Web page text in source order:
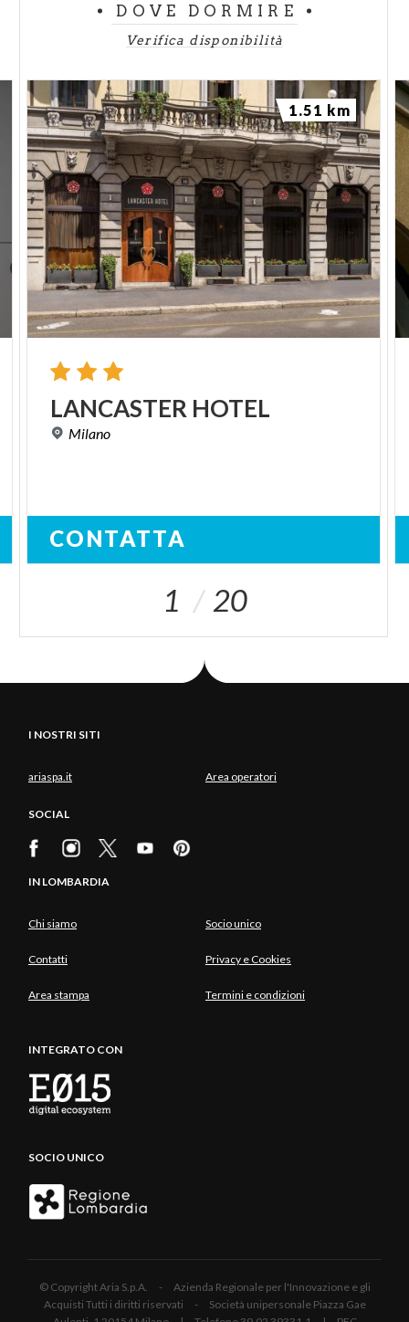
DOVE DORMIRE
Verifica disponibilità
LANCASTER HOTEL
Milano
CONTATTA
1.51 km
1 20
I NOSTRI SITI
ariaspa.it Area operatori
SOCIAL
IN LOMBARDIA
Chi siamo Socio unico
Contatti Privacy e Cookies
Area stampa Termini e condizioni
INTEGRATO CON
SOCIO UNICO
© Copyright Aria S.p.A. - Azienda Regionale per l'Innovazione e gli
Acquisti Tutti i diritti riservati - Società unipersonale Piazza Gae